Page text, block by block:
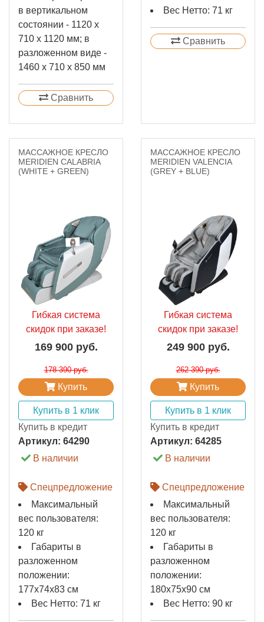
в вертикальном
состоянии - 1120 х
710 х 1120 мм; в
разложенном виде -
1460 х 710 х 850 мм
Сравнить
Вес Нетто: 71 кг
Сравнить
МАССАЖНОЕ КРЕСЛО
MERIDIEN CALABRIA
(WHITE + GREEN)
Гибкая система
скидок при заказе!
169 900 руб.
178 390 руб.
Купить
Купить в 1 клик
Купить в кредит
Артикул: 64290
В наличии
Спецпредложение
Максимальный
вес пользователя:
120 кг
Габариты в
разложенном
положении:
177x74x83 см
Вес Нетто: 71 кг
МАССАЖНОЕ КРЕСЛО
MERIDIEN VALENCIA
(GREY + BLUE)
Гибкая система
скидок при заказе!
249 900 руб.
262 390 руб.
Купить
Купить в 1 клик
Купить в кредит
Артикул: 64285
В наличии
Спецпредложение
Максимальный
вес пользователя:
120 кг
Габариты в
разложенном
положении:
180x75x90 см
Вес Нетто: 90 кг